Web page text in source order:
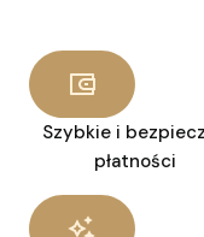
Szybkie i
płatności